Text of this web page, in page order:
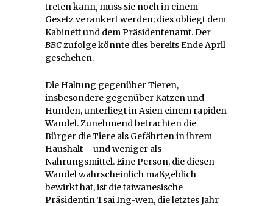
treten kann, muss sie noch in einem
Gesetz verankert werden; dies obliegt dem
Kabinett und dem Präsidentenamt. Der
BBCzufolge könnte dies bereits Ende April
geschehen.
Die Haltung gegenüber Tieren,
insbesondere gegenüber Katzen und
Hunden, unterliegt in Asien einem rapiden
Wandel. Zunehmend betrachten die
Bürger die Tiere als Gefährten in ihrem
Haushalt – und weniger als
Nahrungsmittel. Eine Person, die diesen
Wandel wahrscheinlich maßgeblich
bewirkt hat, ist die taiwanesische
Präsidentin Tsai Ing-wen, die letztes Jahr